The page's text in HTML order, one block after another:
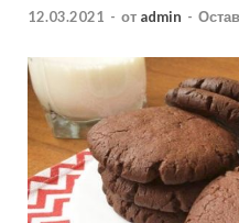
12.03.2021 - от admin -